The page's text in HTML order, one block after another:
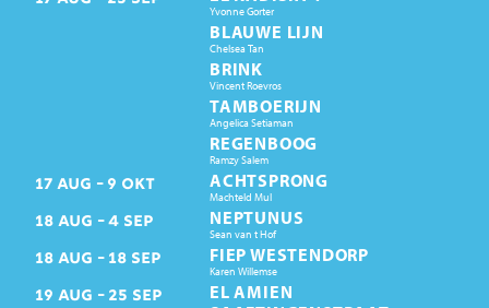
Yvonne Gorter
BLAUWE LIJN
Chelsea Tan
BRINK
Vincent Roevros
TAMBOERIJN
Angelica Setiaman
REGENBOOG
Ramzy Salem
17 AUG 9 OKT ACHTSPRONG
Machteld Mul
18 AUG 4 SEP NEPTUNUS
Sean van t Hof
18 AUG 18 SEP FIEP WESTENDORP
Karen Willemse
19 AUG 25 SEP
EL AMIEN